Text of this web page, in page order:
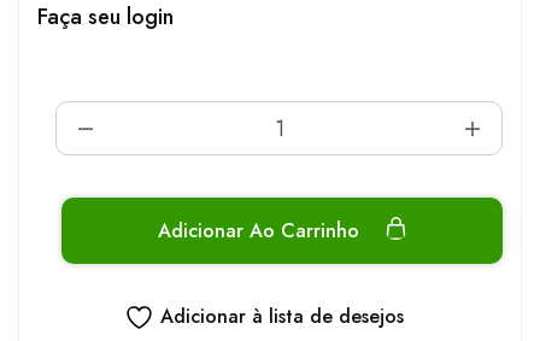
Faça seu login
Adicionar Ao Carrinho
Adicionar à lista de desejos